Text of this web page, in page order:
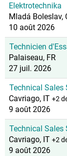
Elektrotechnika
Mladá Boleslav,
10 août 2026
Technicien
Palaiseau, FR
27 juil. 2026
Technical Sales
Cavriago, IT +2
9 août 2026
Technical Sales
Cavriago, IT +2
9 août 2026